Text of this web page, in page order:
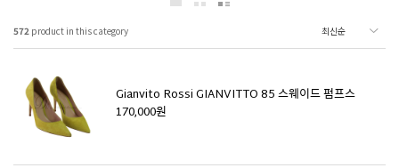
572 product in this category
Gianvito Rossi GIANVITTO 85 스웨이드 펌프스
170,000원